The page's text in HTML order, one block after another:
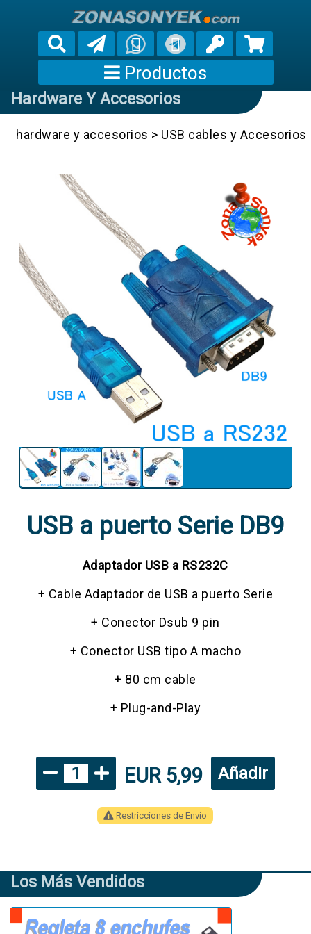
Productos
Hardware Y Accesorios
hardware y accesorios > USB cables y Accesorios
USB a puerto Serie DB9
Adaptador USB a RS232C
+ Cable Adaptador de USB a puerto Serie
+ Conector Dsub 9 pin
+ Conector USB tipo A macho
+ 80 cm cable
+ Plug-and-Play
1 EUR 5,99 Añadir
Restricciones de Envío
Los Más Vendidos